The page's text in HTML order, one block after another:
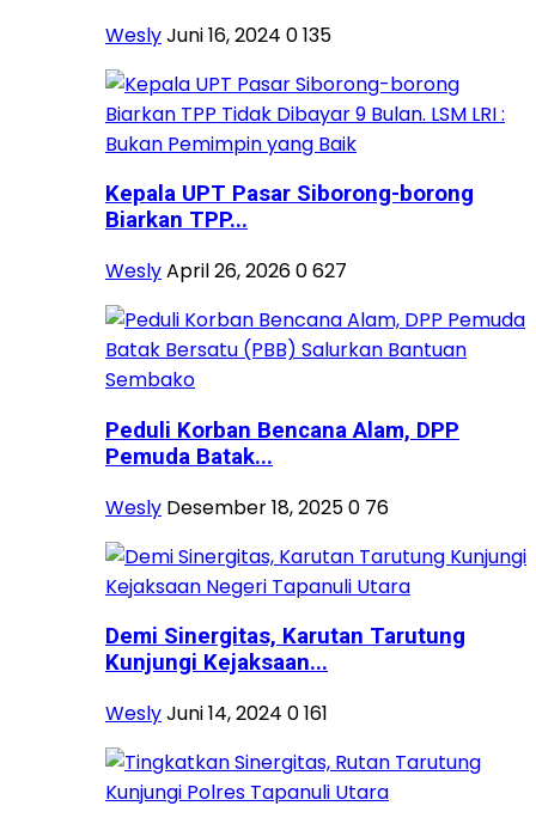
WeslyJuni 16, 2024 0135
Kepala UPT Pasar Siborong-borong
Biarkan TPP...
WeslyApril 26, 20260627
Peduli Korban Bencana Alam, DPP
Pemuda Batak...
Wesly Desember 18, 20250 76
Demi Sinergitas, Karutan Tarutung
Kunjungi Kejaksaan...
WeslyJuni 14, 2024 0161